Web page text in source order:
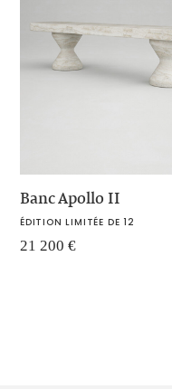
Banc Apollo II
ÉDITION LIMITÉE DE 12
21 200 €